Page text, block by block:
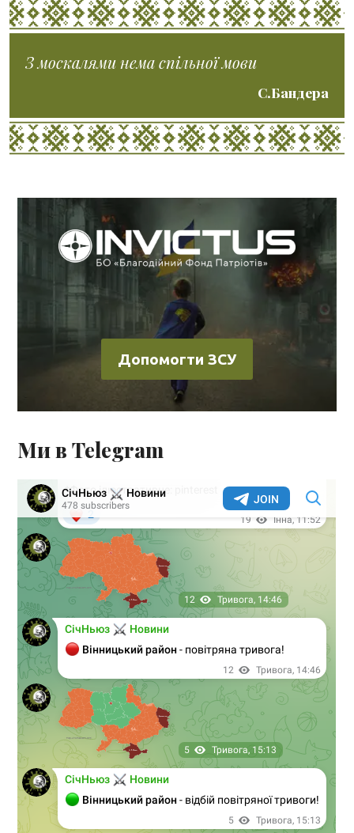
З москалями нема спільної мови
С.Бандера
Допомогти ЗСУ
Ми в Telegram